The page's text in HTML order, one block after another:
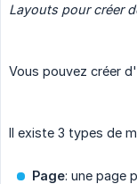
Layouts pour créer
Vous pouvez créer
Il existe 3 types de
Page: une page